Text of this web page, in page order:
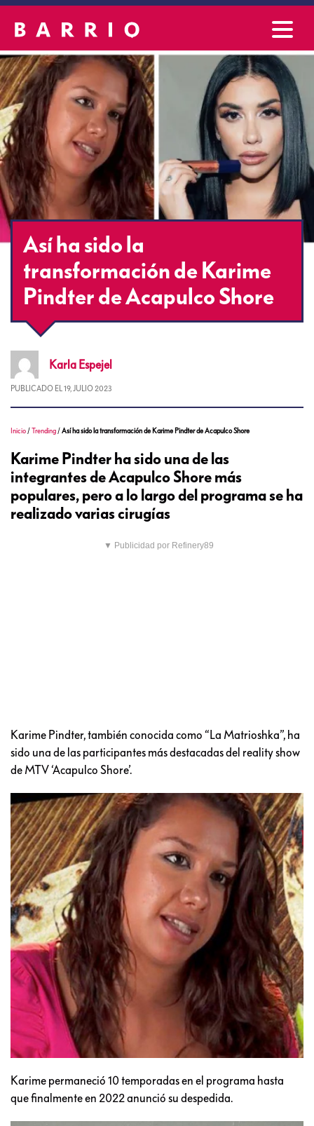
Así ha sido la
transformación de Karime
Pindter de Acapulco Shore
Karla Espejel
PUBLICADO EL 19, JULIO 2023
Inicio /Trending /Así ha sido la transformación de Karime Pindter de Acapulco Shore
Karime Pindter ha sido una de las
integrantes de Acapulco Shore más
populares, pero a lo largo del programa se ha
realizado varias cirugías
▼ Publicidad por Refinery89
Karime Pindter, también conocida como “La Matrioshka”, ha
sido una de las participantes más destacadas del reality show
de MTV ‘Acapulco Shore’.
Karime permaneció 10 temporadas en el programa hasta
que finalmente en 2022 anunció su despedida.